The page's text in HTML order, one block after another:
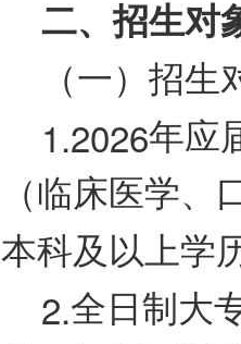
二、招生对
（一）招生
1.2026年应
（临床医学
本科及以上学
2.全日制大